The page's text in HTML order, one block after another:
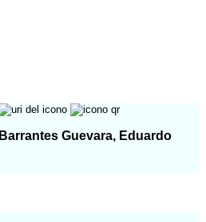
Barrantes Guevara, Eduardo